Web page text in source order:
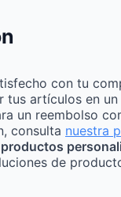
con tu
tus artículos en
un reembolso
consulta nuestra
de